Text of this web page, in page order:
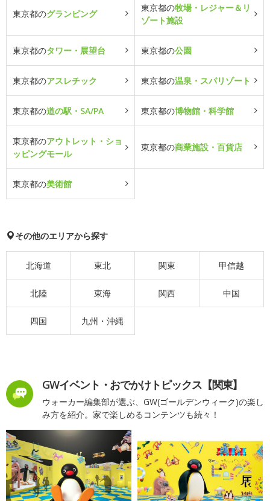
東京都のグランピング
東京都の牧場・レジャー＆リ
ゾート施設
東京都のタワー・展望台 東京都の公園
東京都のアスレチック 東京都の温泉・スパリゾート
東京都の道の駅・SA/PA 東京都の博物館・科学館
東京都のアウトレット・ショ
ッピングモール
東京都の商業施設・百貨店
東京都の美術館
その他のエリアから探す
北海道 東北 関東 甲信越
北陸 東海 関西 中国
四国 九州・沖縄
GWイベント・おでかけトピックス【関東】
ウォーカー編集部が選ぶ、GW(ゴールデンウィーク)の楽し
み方を紹介。家で楽しめるコンテンツも続々！